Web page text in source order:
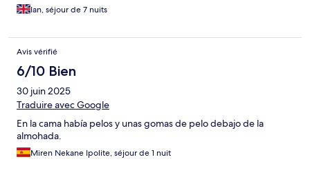
Ian, séjour de 7 nuits
Avis vérifié
6/10 Bien
30 juin 2025
Traduire avec Google
En la cama había pelos y unas gomas de pelo debajo de la
almohada.
Miren Nekane Ipolite, séjour de 1 nuit